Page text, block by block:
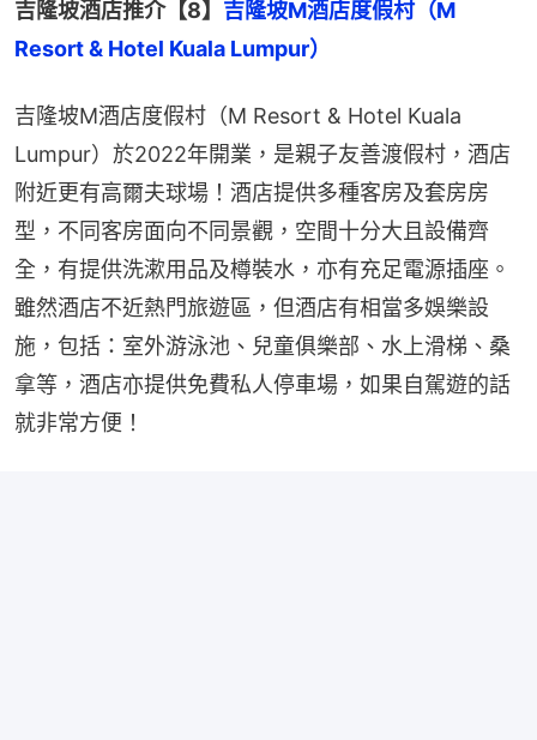
吉隆坡酒店推介【8】 吉隆坡M酒店度假村（M
Resort & Hotel Kuala Lumpur）
吉隆坡M酒店度假村（M Resort & Hotel Kuala
Lumpur）於2022年開業，是親子友善渡假村，酒店
附近更有高爾夫球場！酒店提供多種客房及套房房
型，不同客房面向不同景觀，空間十分大且設備齊
全，有提供洗漱用品及樽裝水，亦有充足電源插座。
雖然酒店不近熱門旅遊區，但酒店有相當多娛樂設
施，包括：室外游泳池、兒童俱樂部、水上滑梯、桑
拿等，酒店亦提供免費私人停車場，如果自駕遊的話
就非常方便！